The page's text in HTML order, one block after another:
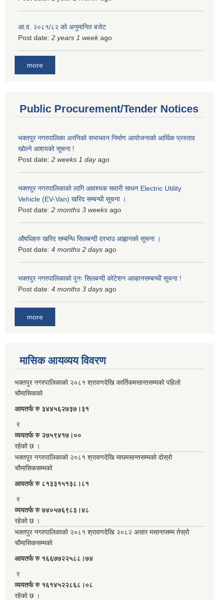
आ.व. २०८१/८२ को अनुमानित बजेट
Post date: 2 years 1 weekago
more
Public Procurement/Tender Notices
भक्तपुर नगरपालिका अरनिको सभाभवन निर्माण आयोजनाको आर्थिक प्रस्ताव
खोल्ने आशयको सूचना !
Post date: 2 weeks 1 dayago
भक्तपुर नगरपालिकाकाे लागि आवश्यक सवारी साधन Electric Utility
Vehicle (EV-Van) खरिद सम्बन्धी सूचना ।
Post date: 2 months 3 weeks ago
औषधिहरु खरिद सम्बन्धि सिलबन्दी दरभाउ आह्वानको सूचना ।
Post date: 4 months 2 days ago
भक्तपुर नगरपालिकाको पुनः सिलबन्दी कोटेशन आव्हानसम्बन्धी सूचना !
Post date: 4 months 3 days ago
more
मासिक आयव्यय विवरण
भक्तपुर नगरपालिकाको २०८१ श्रावणदेखि कार्तिकमसान्तसम्मको पहिलो
चौमासिकको
आयतर्फ रु‌ ३४४५६२७३७।३१
र
व्ययतर्फ रु २७५९४१७।००
रहेको छ ।
भक्तपुर नगरपालिकाको २०८१ श्रावणदेखि माघमसान्तसम्मको दोस्रो
चौमासिकसम्मको
आयतर्फ रु‌ ८१३३१५१३८।८१
र
व्ययतर्फ रु ७४०५७६९८३।४८
रहेको छ ।
भक्तपुर नगरपालिकाको २०८१ श्रावणदेखि २०८२ असार मसान्तसम्म तेस्रो
चौमासिकसम्मको
आयतर्फ रु‌ १६६७७२२५८८।७४
र
व्ययतर्फ रु १६१४५२२८६८।०८
रहेको छ ।